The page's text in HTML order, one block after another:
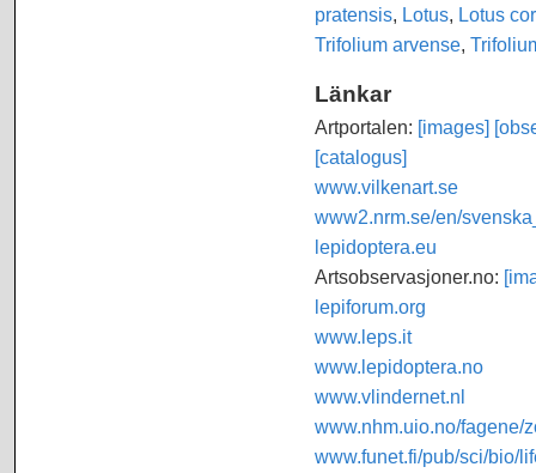
pratensis, Lotus, Lotus
Trifolium arvense,
Länkar
Artportalen: [images]
[catalogus]
www.vilkenart.se
www2.nrm.se/en/
lepidoptera.eu
Artsobservasjoner.no:
lepiforum.org
www.leps.it
www.lepidoptera.no
www.vlindernet.nl
www.nhm.uio.no/fagene/
www.funet.fi/pub/sci/bio/